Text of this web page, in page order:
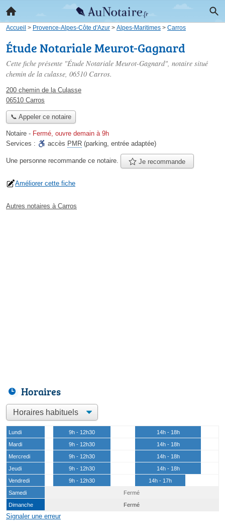
Accueil > Provence-Alpes-Côte d'Azur > Alpes-Maritimes > Carros
Étude Notariale Meurot-Gagnard
Cette fiche présente "Étude Notariale Meurot-Gagnard", notaire situé
chemin de la culasse, 06510 Carros.
200 chemin de la Culasse
06510 Carros
📞 Appeler ce notaire
Notaire - Fermé, ouvre demain à 9h
Services :
accès PMR (parking, entrée adaptée)
Une personne recommande ce notaire. Je recommande
Améliorer cette fiche
Autres notaires à Carros
Horaires
Lundi 9h - 12h30
14h - 18h
Mardi
9h - 12h30
14h - 18h
Mercredi
9h - 12h30
14h - 18h
Jeudi
9h - 12h30
14h - 18h
Vendredi
9h - 12h30
14h - 17h
Samedi
Fermé
Dimanche
Fermé
Signaler une erreur